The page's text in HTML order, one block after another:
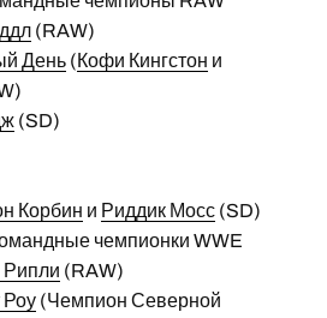
(RAW)
День(Кофи Кингстон и
(SD)
Корбин и Риддик Мосс(SD)
чемпионки WWE
Рипли (RAW)
Роу(Чемпион Северной